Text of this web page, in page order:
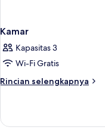
Kamar
Kapasitas 3
Wi-Fi Gratis
Rincian selengkapnya
Rincian
Kamar